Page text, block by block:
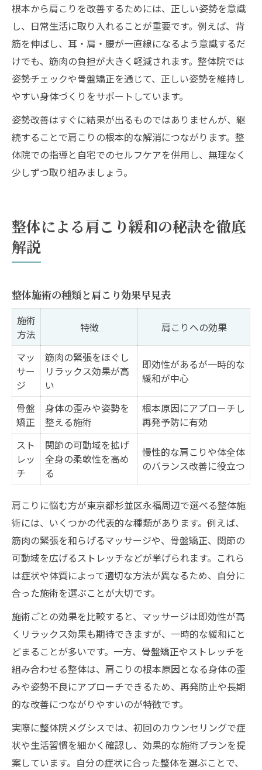
根本から肩こりを改善するためには、正しい姿勢を意識
し、日常生活に取り入れることが重要です。例えば、背
筋を伸ばし、耳・肩・腰が一直線になるよう意識するだ
けでも、筋肉の負担が大きく軽減されます。整体院では
姿勢チェックや骨盤矯正を通じて、正しい姿勢を維持し
やすい身体づくりをサポートしています。
姿勢改善はすぐに結果が出るものではありませんが、継
続することで肩こりの根本的な解消につながります。整
体院での指導と自宅でのセルフケアを併用し、無理なく
少しずつ取り組みましょう。
整体による肩こり緩和の秘訣を徹底
解説
整体施術の種類と肩こり効果早見表
施術
方法
特徴 肩こりへの効果
マッ
サー
ジ
筋肉の緊張をほぐし
リラックス効果が高
い
即効性があるが一時的な
緩和が中心
骨盤
矯正
身体の歪みや姿勢を
整える施術
根本原因にアプローチし
再発予防に有効
スト
レッ
チ
関節の可動域を拡げ
全身の柔軟性を高め
る
慢性的な肩こりや体全体
のバランス改善に役立つ
肩こりに悩む方が東京都杉並区永福周辺で選べる整体施
術には、いくつかの代表的な種類があります。例えば、
筋肉の緊張を和らげるマッサージや、骨盤矯正、関節の
可動域を広げるストレッチなどが挙げられます。これら
は症状や体質によって適切な方法が異なるため、自分に
合った施術を選ぶことが大切です。
施術ごとの効果を比較すると、マッサージは即効性が高
くリラックス効果も期待できますが、一時的な緩和にと
どまることが多いです。一方、骨盤矯正やストレッチを
組み合わせる整体は、肩こりの根本原因となる身体の歪
みや姿勢不良にアプローチできるため、再発防止や長期
的な改善につながりやすいのが特徴です。
実際に整体院メグシスでは、初回のカウンセリングで症
状や生活習慣を細かく確認し、効果的な施術プランを提
案しています。自分の症状に合った整体を選ぶことで、